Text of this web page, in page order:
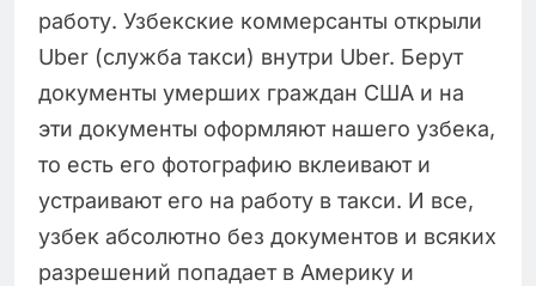
работу. Узбекские коммерсанты открыли
Uber (служба такси) внутри Uber. Берут
документы умерших граждан США и на
эти документы оформляют нашего узбека,
то есть его фотографию вклеивают и
устраивают его на работу в такси. И все,
узбек абсолютно без документов и всяких
разрешений попадает в Америку и